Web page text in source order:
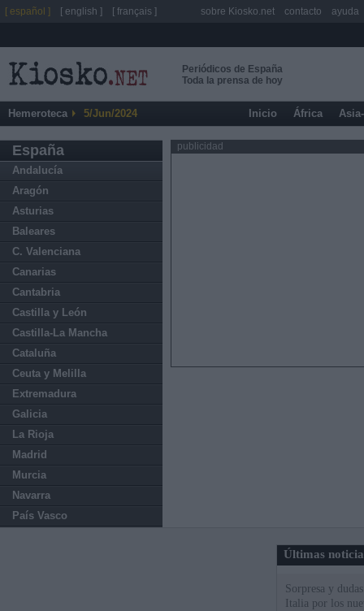
Periódicos de España
Toda la prensa de hoy
Hemeroteca 5/Jun/2024 Inicio África
España
Andalucía
Aragón
Asturias
Baleares
C. Valenciana
Canarias
Cantabria
Castilla y León
Castilla-La Mancha
Cataluña
Ceuta y Melilla
Extremadura
Galicia
La Rioja
Madrid
Murcia
Navarra
País Vasco
publicidad
Últimas
Sorpresa y
Italia por los
[ español ] [ english ] [ français ] sobre Kiosko.net contacto ayuda